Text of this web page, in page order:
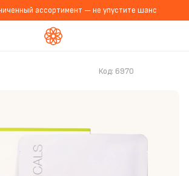
ассортимент — не упустите шанс
Код: 6970